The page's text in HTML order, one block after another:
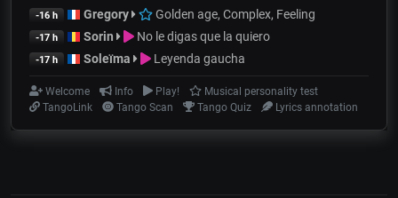
-16 h Gregory Golden age, Complex, Feeling
-17 h Sorin No le digas que la quiero
-17 h Soleïma Leyenda gaucha
Welcome Info Play!
Musical personality test
TangoLink
Tango Scan Tango Quiz Lyrics annotation